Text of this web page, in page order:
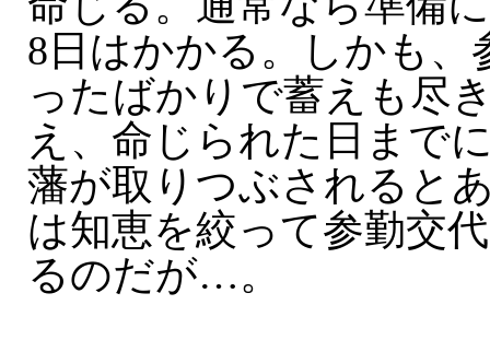
8日はかかる。しかも、
ったばかりで蓄えも尽
え、命じられた日まで
藩が取りつぶされると
は知恵を絞って参勤交
るのだが…。